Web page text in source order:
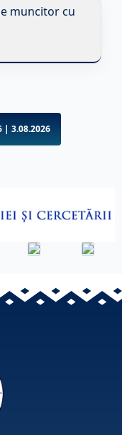
muncitor cu
| 3.08.2026